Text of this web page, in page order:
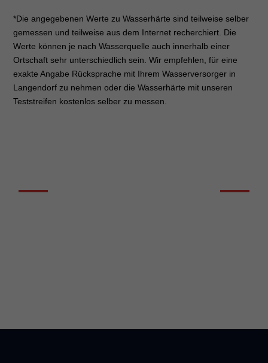
*Die angegebenen Werte zu Wasserhärte sind teilweise selber
gemessen und teilweise aus dem Internet recherchiert. Die
Werte können je nach Wasserquelle auch innerhalb einer
Ortschaft sehr unterschiedlich sein. Wir empfehlen, für eine
exakte Angabe Rücksprache mit Ihrem Wasserversorger in
Langendorf zu nehmen oder die Wasserhärte mit unseren
Teststreifen kostenlos selber zu messen.